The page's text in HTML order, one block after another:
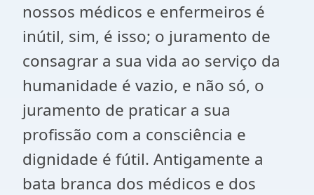
nossos médicos e enfermeiros é
inútil, sim, é isso; o juramento de
consagrar a sua vida ao serviço da
humanidade é vazio, e não só, o
juramento de praticar a sua
profissão com a consciência e
dignidade é fútil. Antigamente a
bata branca dos médicos e dos